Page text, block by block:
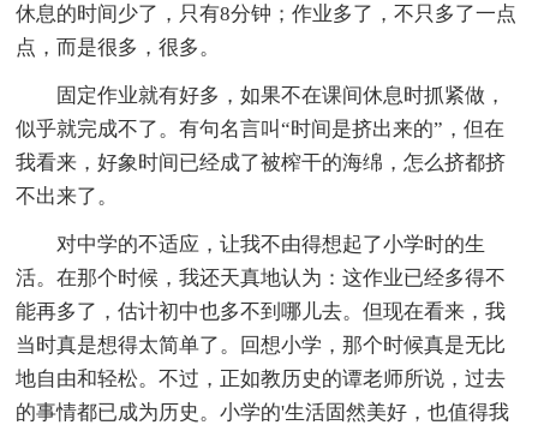
休息的时间少了，只有8分钟；作业多了，不只多了一点
点，而是很多，很多。
固定作业就有好多，如果不在课间休息时抓紧做，
似乎就完成不了。有句名言叫“时间是挤出来的”，但在
我看来，好象时间已经成了被榨干的海绵，怎么挤都挤
不出来了。
对中学的不适应，让我不由得想起了小学时的生
活。在那个时候，我还天真地认为：这作业已经多得不
能再多了，估计初中也多不到哪儿去。但现在看来，我
当时真是想得太简单了。回想小学，那个时候真是无比
地自由和轻松。不过，正如教历史的谭老师所说，过去
的事情都已成为历史。小学的'生活固然美好，也值得我